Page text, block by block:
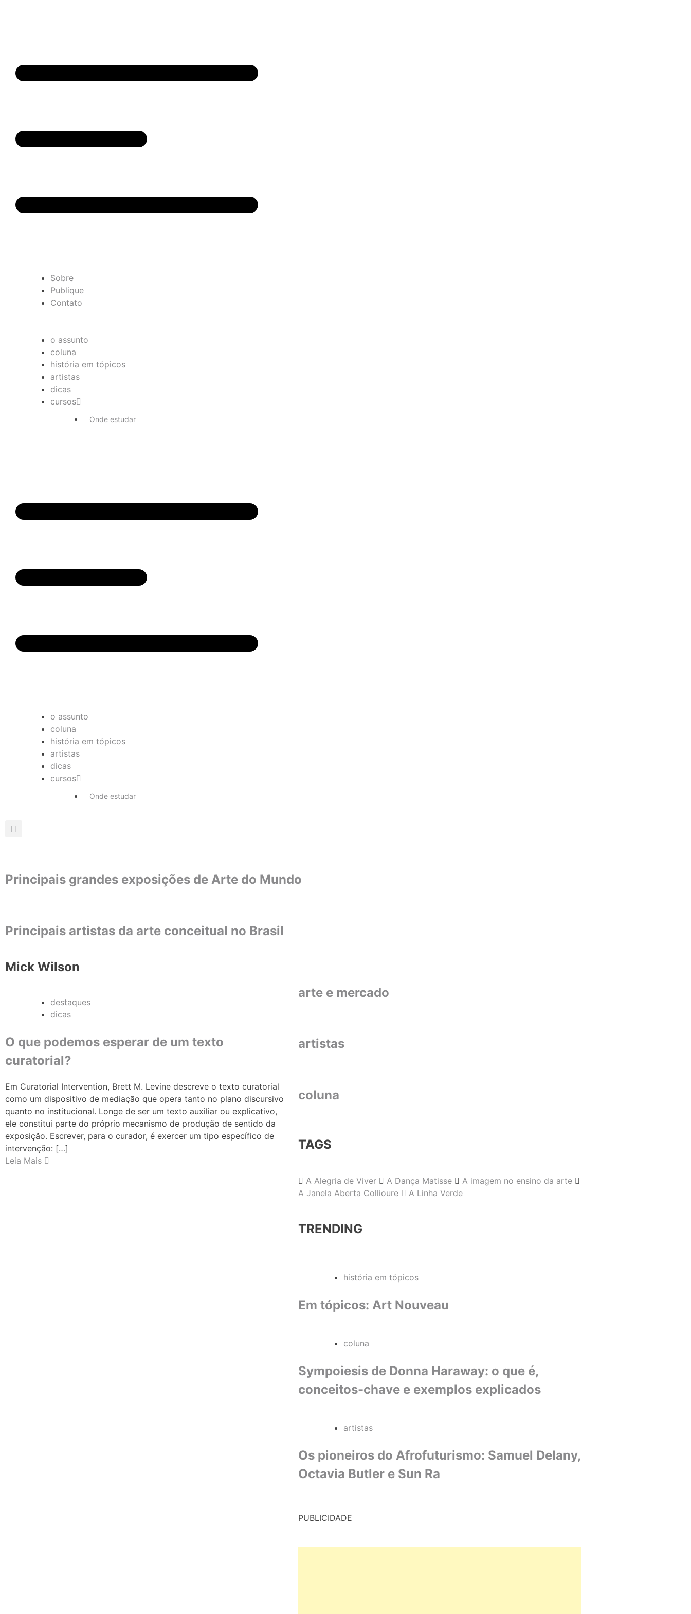
Sobre
Publique
Contato
o assunto
coluna
história em tópicos
artistas
dicas
cursos
Onde estudar
o assunto
coluna
história em tópicos
artistas
dicas
cursos
Onde estudar
Principais grandes exposições de Arte do Mundo
Principais artistas da arte conceitual no Brasil
Mick Wilson
destaques
dicas
O que podemos esperar de um texto
curatorial?
Em Curatorial Intervention, Brett M. Levine descreve o texto curatorial
como um dispositivo de mediação que opera tanto no plano discursivo
quanto no institucional. Longe de ser um texto auxiliar ou explicativo,
ele constitui parte do próprio mecanismo de produção de sentido da
exposição. Escrever, para o curador, é exercer um tipo específico de
intervenção: […]
Leia Mais
arte e mercado
artistas
coluna
TAGS
A Alegria de Viver A Dança Matisse
A imagem no ensino da arte
A Janela Aberta Collioure
A Linha Verde
TRENDING
história em tópicos
Em tópicos: Art Nouveau
coluna
Sympoiesis de Donna Haraway: o que é,
conceitos-chave e exemplos explicados
artistas
Os pioneiros do Afrofuturismo: Samuel Delany,
Octavia Butler e Sun Ra
PUBLICIDADE